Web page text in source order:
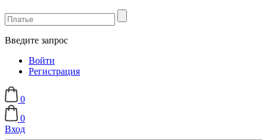
Введите запрос
Войти
Регистрация
0
0
Вход